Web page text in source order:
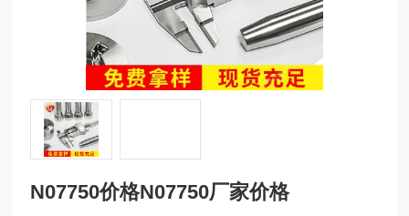
N07750价格N07750厂家价格